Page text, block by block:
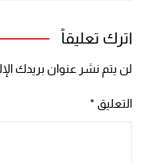
اترك تعليقاً
لن يتم نشر عنوان بريدك
التعليق *